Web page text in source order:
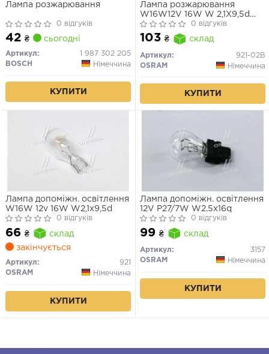
Лампа розжарювання
0 відгуків
42 ₴ сьогодні
Артикул:
1 987 302 205
BOSCH
Німеччина
КУПИТИ
Лампа розжарювання
W16W12V 16W W 2,1X9,5d
ORIGINAL LINE (2 шт) blister
0 відгуків
103 ₴ склад
Артикул:
921-02B
OSRAM
Німеччина
КУПИТИ
Лампа допоміжн. освітлення
W16W 12v 16W W2,1x9,5d
0 відгуків
66 ₴
склад
закінчується
Артикул:
921
OSRAM
Німеччина
КУПИТИ
Лампа допоміжн. освітлення
12V P27/7W W2.5x16q
0 відгуків
99 ₴ склад
Артикул:
3157
OSRAM
Німеччина
КУПИТИ